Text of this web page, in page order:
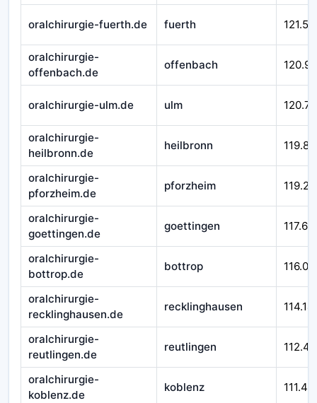
oralchirurgie-fuerth.de fuerth
oralchirurgie-
offenbach.de
offenbach
oralchirurgie-ulm.de ulm
oralchirurgie-
heilbronn.de
heilbronn
oralchirurgie-
pforzheim.de
pforzheim
oralchirurgie-
goettingen.de
goettingen
oralchirurgie-
bottrop.de
bottrop
oralchirurgie-
recklinghausen.de
recklinghausen
oralchirurgie-
reutlingen.de
reutlingen
oralchirurgie-
koblenz.de
koblenz